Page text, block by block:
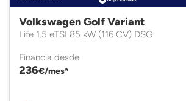
Volkswagen Golf Variant
Life 1.5 eTSI 85 kW (116 CV) DSG
Financia desde
236€/mes*